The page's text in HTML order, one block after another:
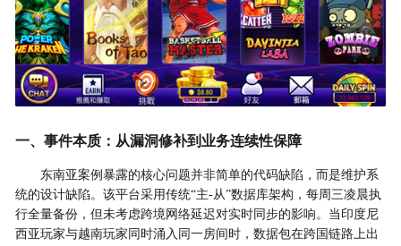
一、事件本质：从漏洞修补到业务连续性保障
东南亚案例暴露的核心问题并非简单的代码缺陷，而是维护系
统的设计缺陷。该平台采用传统“主-从”数据库架构，每周三凌晨执
行全量备份，但未考虑跨境网络延迟对实时同步的影响。当印度尼
西亚玩家与越南玩家同时涌入同一房间时，数据包在跨国链路上出